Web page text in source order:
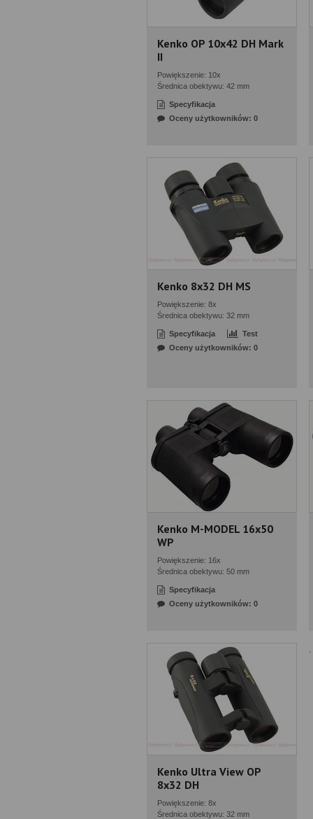
Kenko OP 10x42 DH Mark
II
Powiększenie: 10x
Średnica obektywu: 42 mm
Specyfikacja
Oceny użytkowników: 0
Kenko 8x32 DH MS
Powiększenie: 8x
Średnica obektywu: 32 mm
Specyfikacja
Test
Oceny użytkowników: 0
Kenko M-MODEL 16x50
WP
Powiększenie: 16x
Średnica obektywu: 50 mm
Specyfikacja
Oceny użytkowników: 0
Kenko Ultra View OP
8x32 DH
Powiększenie: 8x
Średnica obektywu: 32 mm
.